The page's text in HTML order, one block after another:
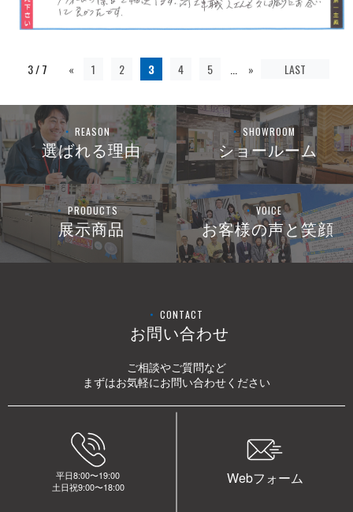
3 / 7 « 1 2 3 4 5 ... » LAST
REASON
選ばれる理由
SHOWROOM
ショールーム
PRODUCTS
展示商品
VOICE
お客様の声と笑顔
CONTACT
お問い合わせ
ご相談やご質問など
まずはお気軽にお問い合わせください
平日8:00〜19:00
土日祝9:00〜18:00
Webフォーム